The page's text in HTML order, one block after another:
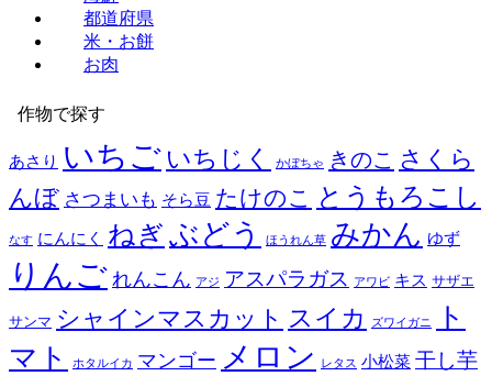
都道府県
米・お餅
お肉
作物で探す
あさり いちご いちじく かぼちゃ きのこ さくら
んぼ さつまいも そら豆 たけのこ とうもろこし
なす にんにく ねぎ ぶどう ほうれん草 みかん ゆず
りんご れんこん アジ アスパラガス アワビ キス サザエ
サンマ シャインマスカット スイカ ズワイガニ
ト
マト
ホタルイカ マンゴー メロン レタス 小松菜 干し芋